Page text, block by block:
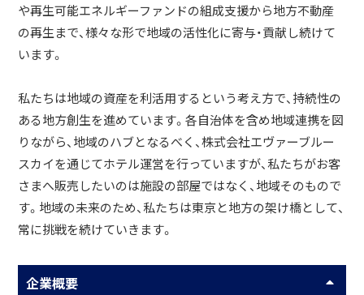
や再生可能エネルギーファンドの組成支援から地方不動産
の再生まで、様々な形で地域の活性化に寄与・貢献し続けて
います。
私たちは地域の資産を利活用するという考え方で、持続性の
ある地方創生を進めています。各自治体を含め地域連携を図
りながら、地域のハブとなるべく、株式会社エヴァーブルー
スカイを通じてホテル運営を行っていますが、私たちがお客
さまへ販売したいのは施設の部屋ではなく、地域そのもので
す。地域の未来のため、私たちは東京と地方の架け橋として、
常に挑戦を続けていきます。
企業概要